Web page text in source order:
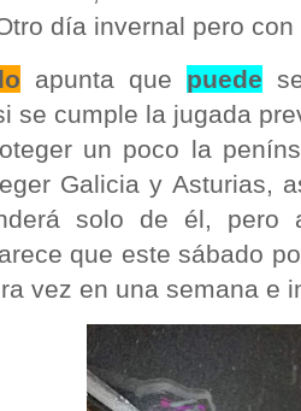
día invernal pero
apunta que puede
se cumple la jugada
un poco la
Galicia y Asturias,
solo de él, pero
que este sábado
vez en una semana e